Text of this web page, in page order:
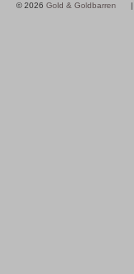
© 2026 Gold & Goldbarren |